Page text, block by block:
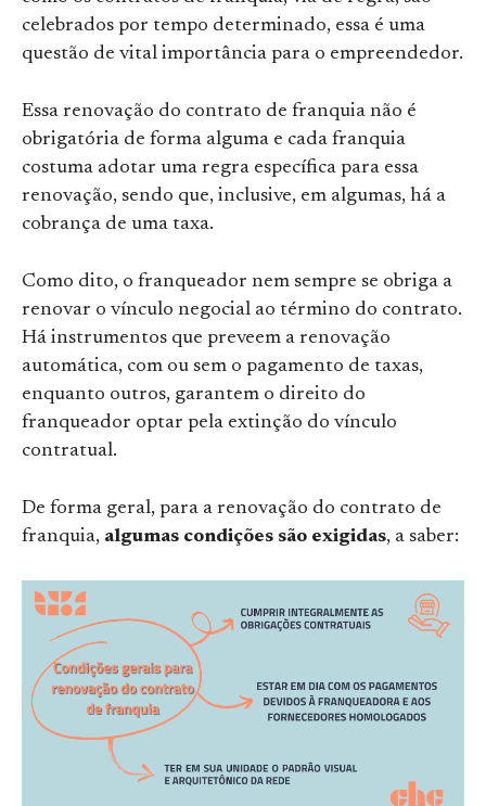
celebrados por tempo determinado, essa é uma
questão de vital importância para o empreendedor.
Essa renovação do contrato de franquia não é
obrigatória de forma alguma e cada franquia
costuma adotar uma regra específica para essa
renovação, sendo que, inclusive, em algumas, há a
cobrança de uma taxa.
Como dito, o franqueador nem sempre se obriga a
renovar o vínculo negocial ao término do contrato.
Há instrumentos que preveem a renovação
automática, com ou sem o pagamento de taxas,
enquanto outros, garantem o direito do
franqueador optar pela extinção do vínculo
contratual.
De forma geral, para a renovação do contrato de
franquia, algumas condições são exigidas, a saber: